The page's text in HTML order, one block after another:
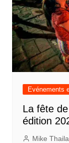
Evénements
La fête
édition
Mike